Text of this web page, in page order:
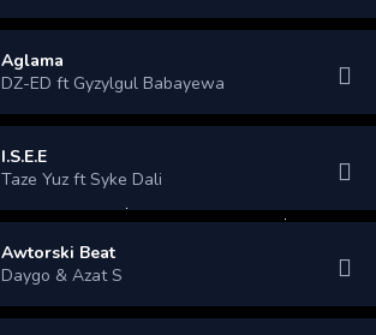
Aglama
DZ-ED ft Gyzylgul Babayewa
I.S.E.E
Taze Yuz ft Syke Dali
Awtorski Beat
Daygo & Azat S